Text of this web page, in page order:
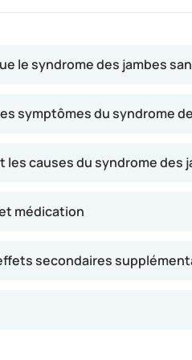
le syndrome des jambes
n’est pas dangereuse,
de les bouger afin de faire
en avion, ainsi que le soir
symptômes du syndrome
les causes du syndrome des
médication
secondaires